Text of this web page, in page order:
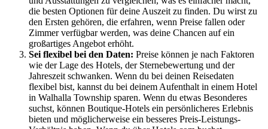
die besten Optionen für deine Auszeit zu finden. Du wirst zu
den Ersten gehören, die erfahren, wenn Preise fallen oder
Zimmer verfügbar werden, was deine Chancen auf ein
großartiges Angebot erhöht.
Sei flexibel bei den Daten: Preise können je nach Faktoren
wie der Lage des Hotels, der Sternebewertung und der
Jahreszeit schwanken. Wenn du bei deinen Reisedaten
flexibel bist, kannst du bei deinem Aufenthalt in einem Hotel
in Walhalla Township sparen. Wenn du etwas Besonderes
suchst, können Boutique-Hotels ein persönlicheres Erlebnis
bieten und möglicherweise ein besseres Preis-Leistungs-